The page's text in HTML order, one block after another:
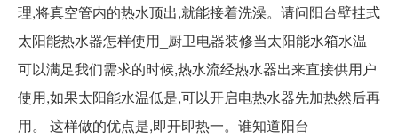
理,将真空管内的热水顶出,就能接着洗澡。请问阳台壁挂式
太阳能热水器怎样使用_厨卫电器装修当太阳能水箱水温
可以满足我们需求的时候,热水流经热水器出来直接供用户
使用,如果太阳能水温低是,可以开启电热水器先加热然后再
用。 这样做的优点是,即开即热一。谁知道阳台